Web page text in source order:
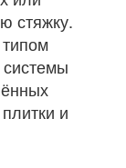
стяжку.
и